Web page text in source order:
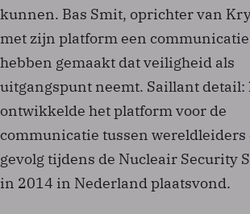
kunnen. Bas Smit, oprichter van
met zijn platform een
hebben gemaakt dat veiligheid als
uitgangspunt neemt. Saillant detail:
ontwikkelde het platform voor de
communicatie tussen wereldleiders
gevolg tijdens de Nucleair Security
in 2014 in Nederland plaatsvond.